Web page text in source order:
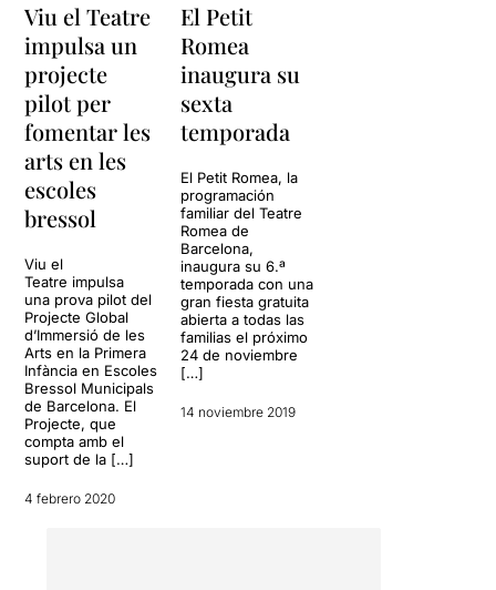
Viu el Teatre
impulsa un
projecte
pilot per
fomentar les
arts en les
escoles
bressol
Viu el
Teatre impulsa
una prova pilot del
Projecte Global
d’Immersió de les
Arts en la Primera
Infància en Escoles
Bressol Municipals
de Barcelona. El
Projecte, que
compta amb el
suport de la […]
4 febrero 2020
El Petit
Romea
inaugura su
sexta
temporada
El Petit Romea, la
programación
familiar del Teatre
Romea de
Barcelona,
inaugura su 6.ª
temporada con una
gran fiesta gratuita
abierta a todas las
familias el próximo
24 de noviembre
[…]
14 noviembre 2019